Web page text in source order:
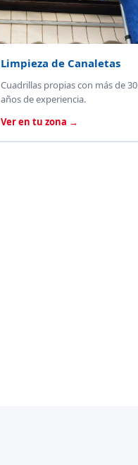
Limpieza de Canaletas
Cuadrillas propias con más de 30
años de experiencia.
Ver en tu zona →